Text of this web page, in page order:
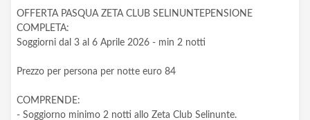
OFFERTA PASQUA ZETA CLUB SELINUNTEPENSIONE
COMPLETA:
Soggiorni dal 3 al 6 Aprile 2026 - min 2 notti
Prezzo per persona per notte euro 84
COMPRENDE:
- Soggiorno minimo 2 notti allo Zeta Club Selinunte.